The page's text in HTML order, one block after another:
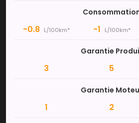
-0.8 L/100km* -1 L/100km*
Garantie
3 5
Garantie
1 2